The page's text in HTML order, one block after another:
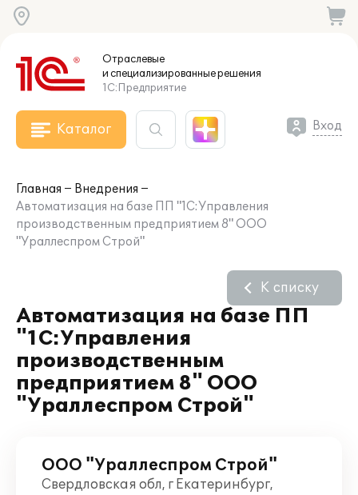
Отраслевые
и специализированныерешения
1С:Предприятие
Каталог Вход
Главная
Внедрения
Автоматизация на базе ПП "1С:Управления
производственным предприятием 8" ООО
"Ураллеспром Строй"
Автоматизация на базе ПП
"1С:Управления
производственным
предприятием 8" ООО
"Ураллеспром Строй"
К списку
ООО "Ураллеспром Строй"
Свердловская обл, г Екатеринбург,